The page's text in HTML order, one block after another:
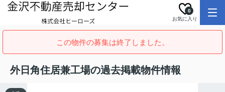
お気に入り
0
この物件の募集は終了しました。
外日角住居兼工場の過去掲載物件情報